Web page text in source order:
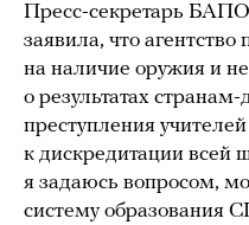
Пресс-секретарь
заявила, что
на наличие оружия и
о результатах
преступления
к дискредитации всей
я задаюсь вопросом,
систему образования